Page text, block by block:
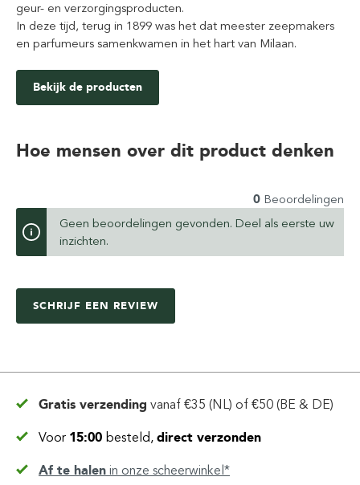
geur- en verzorgingsproducten.
In deze tijd, terug in 1899 was het dat meester zeepmakers
en parfumeurs samenkwamen in het hart van Milaan.
Bekijk de producten
Hoe mensen over dit product denken
0 Beoordelingen
Geen beoordelingen gevonden. Deel als eerste uw
inzichten.
SCHRIJF EEN REVIEW
Gratis verzending vanaf €35 (NL) of €50 (BE & DE)
Voor 15:00 besteld, direct verzonden
Af te halen in onze scheerwinkel*